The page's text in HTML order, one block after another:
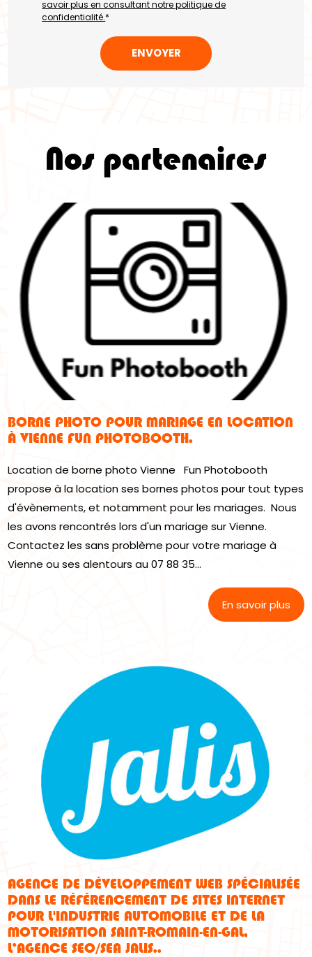
savoir plus en consultant notre politique de
confidentialité.*
Nos partenaires
BORNE PHOTO POUR MARIAGE EN LOCATION
À VIENNE FUN PHOTOBOOTH.
Location de borne photo Vienne Fun Photobooth
propose à la location ses bornes photos pour tout types
d'évènements, et notamment pour les mariages. Nous
les avons rencontrés lors d'un mariage sur Vienne.
Contactez les sans problème pour votre mariage à
Vienne ou ses alentours au 07 88 35...
En savoir plus
AGENCE DE DÉVELOPPEMENT WEB SPÉCIALISÉE
DANS LE RÉFÉRENCEMENT DE SITES INTERNET
POUR L'INDUSTRIE AUTOMOBILE ET DE LA
MOTORISATION SAINT-ROMAIN-EN-GAL,
L’AGENCE SEO/SEA JALIS..